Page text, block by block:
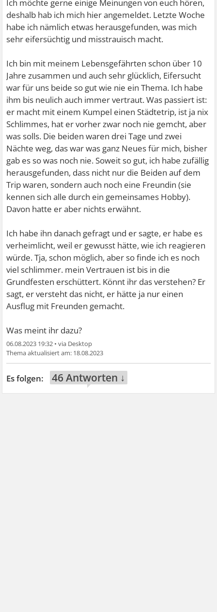
Ich möchte gerne einige Meinungen von euch hören,
deshalb hab ich mich hier angemeldet. Letzte Woche
habe ich nämlich etwas herausgefunden, was mich
sehr eifersüchtig und misstrauisch macht.
Ich bin mit meinem Lebensgefährten schon über 10
Jahre zusammen und auch sehr glücklich, Eifersucht
war für uns beide so gut wie nie ein Thema. Ich habe
ihm bis neulich auch immer vertraut. Was passiert ist:
er macht mit einem Kumpel einen Städtetrip, ist ja nix
Schlimmes, hat er vorher zwar noch nie gemcht, aber
was solls. Die beiden waren drei Tage und zwei
Nächte weg, das war was ganz Neues für mich, bisher
gab es so was noch nie. Soweit so gut, ich habe zufällig
herausgefunden, dass nicht nur die Beiden auf dem
Trip waren, sondern auch noch eine Freundin (sie
kennen sich alle durch ein gemeinsames Hobby).
Davon hatte er aber nichts erwähnt.
Ich habe ihn danach gefragt und er sagte, er habe es
verheimlicht, weil er gewusst hätte, wie ich reagieren
würde. Tja, schon möglich, aber so finde ich es noch
viel schlimmer. mein Vertrauen ist bis in die
Grundfesten erschüttert. Könnt ihr das verstehen? Er
sagt, er versteht das nicht, er hätte ja nur einen
Ausflug mit Freunden gemacht.
Was meint ihr dazu?
06.08.2023 19:32 •
18.08.2023
46 Antworten ↓